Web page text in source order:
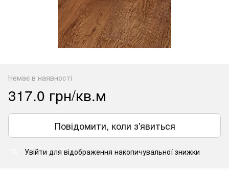
Немає в наявності
317.0 грн/кв.м
Повідомити, коли з'явиться
Увійти для відображення накопичувальної знижки